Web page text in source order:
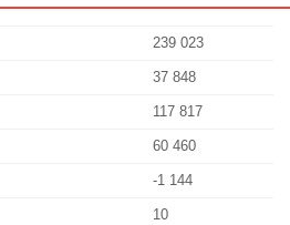
239 023
37 848
117 817
60 460
-1 144
10